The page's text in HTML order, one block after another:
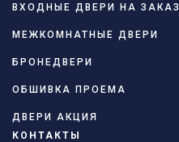
ВХОДНЫЕ ДВЕРИ НА ЗАКАЗ
МЕЖКОМНАТНЫЕ ДВЕРИ
БРОНЕДВЕРИ
ОБШИВКА ПРОЕМА
ДВЕРИ АКЦИЯ
КОНТАКТЫ